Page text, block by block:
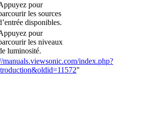
pour
les sources
disponibles.
pour
les niveaux
luminosité.
manuals.viewsonic.com/index.php?
"